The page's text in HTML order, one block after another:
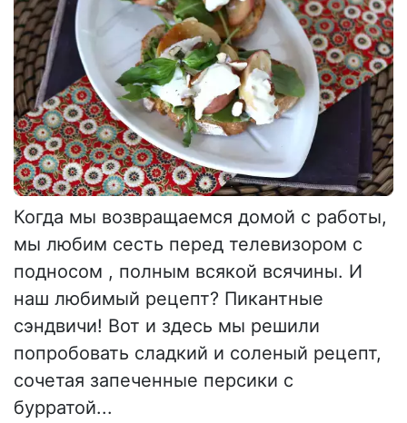
Когда мы возвращаемся домой с работы,
мы любим сесть перед телевизором с
подносом , полным всякой всячины. И
наш любимый рецепт? Пикантные
сэндвичи! Вот и здесь мы решили
попробовать сладкий и соленый рецепт,
сочетая запеченные персики с
бурратой...